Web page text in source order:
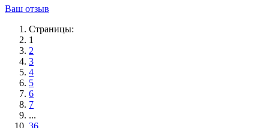
Ваш отзыв
Страницы:
1
2
3
4
5
6
7
...
36